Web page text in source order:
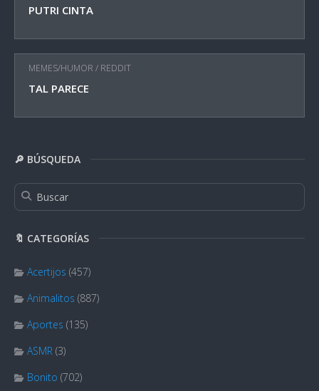
PUTRI CINTA
MEMES/HUMOR / REDDIT
TAL PARECE
🔎 BÚSQUEDA
🔖 CATEGORÍAS
Acertijos (457)
Animalitos (887)
Aportes (135)
ASMR (3)
Bonito (702)